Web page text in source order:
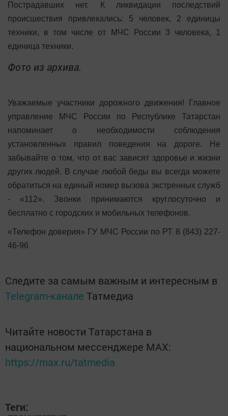
Пострадавших нет. К ликвидации последствий
происшествия привлекались: 5 человек, 2 единицы
техники, в том числе от МЧС России 3 человека, 1
единица техники.
Фото из архива.
Уважаемые участники дорожного движения! Главное
управление МЧС России по Республике Татарстан
напоминает о необходимости соблюдения
установленных правил поведения на дороге. Не
забывайте о том, что от вас зависят здоровье и жизни
других людей. В случае любой беды вы всегда можете
обратиться на единый номер вызова экстренных служб
- «112». Звонки принимаются круглосуточно и
бесплатно с городских и мобильных телефонов.
«Телефон доверия» ГУ МЧС России по РТ 8 (843) 227-
46-96
Следите за самым важным и интересным в
Telegram-канале Татмедиа
Читайте новости Татарстана в
национальном мессенджере MАХ:
https://max.ru/tatmedia
Теги: